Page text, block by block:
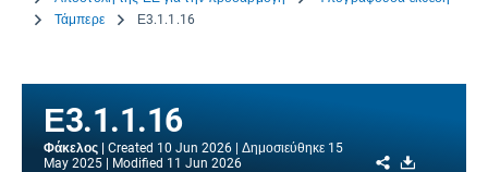
Τάμπερε
Ε3.1.1.16
Ε3.1.1.16
Φάκελος Created 10 Jun 2026 Δημοσιεύθηκε 15
May 2025
Modified 11 Jun 2026 Share